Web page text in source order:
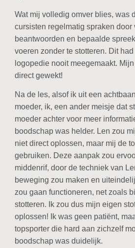
Wat mij volledig omver blies, was
cursisten regelmatig spraken door
beantwoorden en bepaalde
voeren zonder te stotteren. Dit
logopedie nooit meegemaakt.
direct gewekt!
Na de les, alsof ik uit een
moeder, ik, een ander meisje dat
moeder achter voor meer
boodschap was helder. Len zou
niet direct oplossen, maar mij de
gebruiken. Deze aanpak zou
middenrif, door de techniek van
beweging zou maken en
zou gaan functioneren, net zoals
stotteren. Ik zou dus mijn eigen
oplossen! Ik was geen patiënt,
topsporter die hard aan zichzelf
boodschap was duidelijk.